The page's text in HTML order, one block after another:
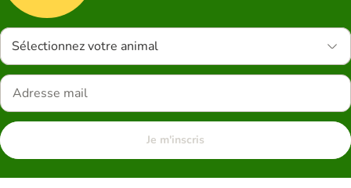
Sélectionnez votre animal
Je m'inscris